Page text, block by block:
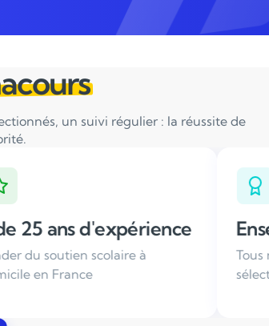
un suivi régulier : la réussite de
Enseignants qualifiés
Tous nos professeurs sont
sélectionnés et formés